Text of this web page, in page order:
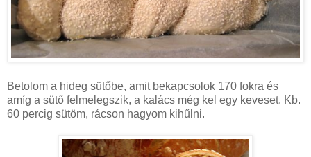
Betolom a hideg sütőbe, amit bekapcsolok 170 fokra és
amíg a sütő felmelegszik, a kalács még kel egy keveset. Kb.
60 percig sütöm, rácson hagyom kihűlni.